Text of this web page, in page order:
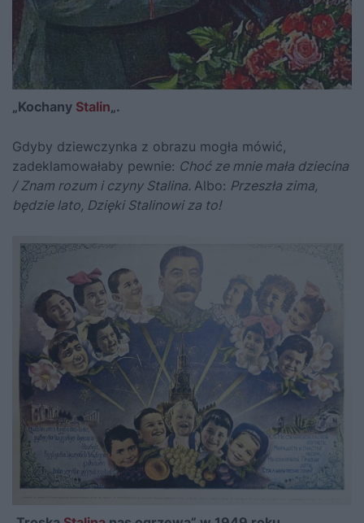
„Kochany Stalin„.
Gdyby dziewczynka z obrazu mogła mówić,
zadeklamowałaby pewnie: Choć ze mnie mała dziecina
/ Znam rozum i czyny Stalina. Albo: Przeszła zima,
będzie lato, Dzięki Stalinowi za to!